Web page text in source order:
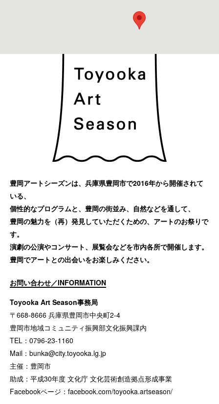
豊岡アートシーズンは、兵庫県豊岡市で2016年から開催されて
いる、
個性的なプログラムと、豊岡の街並み、自然などを通して、
豊岡の魅力を（再）発見していただくための、アートのお祭りで
す。
演劇の公演やコンサート、展覧会などを市内各所で開催します。
豊岡でアートとの出会いをお楽しみください。
お問い合わせ／INFORMATION
Toyooka Art Season事務局
〒668-8666 兵庫県豊岡市中央町2-4
豊岡市地域コミュニティ振興部文化振興課内
TEL：0796-23-1160
Mail： bunka@city.toyooka.lg.jp
主催：豊岡市
助成：平成30年度 文化庁 文化芸術創造拠点形成事業
Facebookページ： facebook.com/toyooka.artseason/